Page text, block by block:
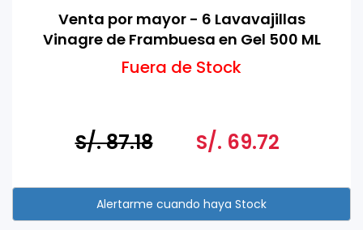
Venta por mayor - 6 Lavavajillas
Vinagre de Frambuesa en Gel 500 ML
Fuera de Stock
S/. 87.18 S/. 69.72